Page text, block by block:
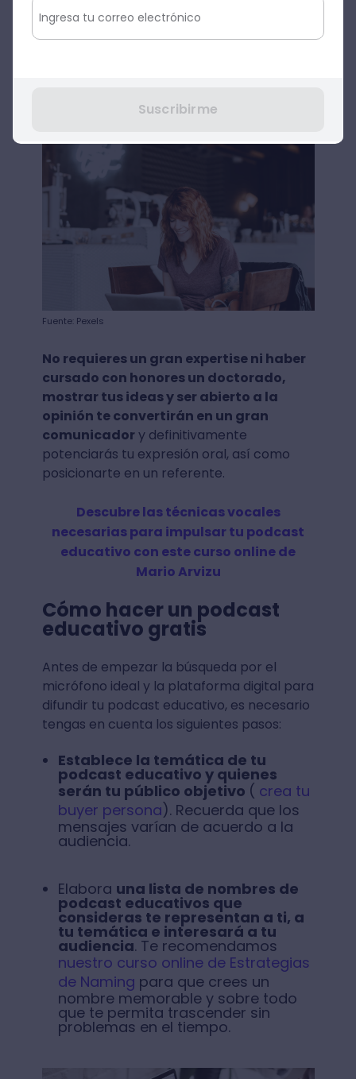
conocimientos en plataformas digitales,
déjanos comentarte que es una gran
personas y sus puntos de vista.
Fuente: Pexels
No requieres un gran expertise ni haber
cursado con honores un doctorado,
mostrar tus ideas y ser abierto a la
opinión te convertirán en un gran
comunicador y definitivamente
potenciarás tu expresión oral, así como
posicionarte en un referente.
Descubre las técnicas vocales
necesarias para impulsar tu podcast
educativo con este curso online de
Mario Arvizu
Cómo hacer un podcast
educativo gratis
Antes de empezar la búsqueda por el
micrófono ideal y la plataforma digital para
difundir tu podcast educativo, es necesario
tengas en cuenta los siguientes pasos:
Establece la temática de tu
podcast educativo y quienes
serán tu público objetivo ( crea tu
buyer persona). Recuerda que los
mensajes varían de acuerdo a la
audiencia.
Elabora una lista de nombres de
podcast educativos que
consideras te representan a ti, a
tu temática e interesará a tu
audiencia. Te recomendamos
nuestro curso online de Estrategias
de Naming para que crees un
nombre memorable y sobre todo
que te permita trascender sin
problemas en el tiempo.
Suscribirme